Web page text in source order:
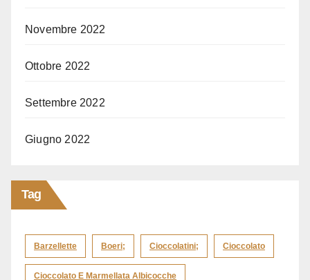
Novembre 2022
Ottobre 2022
Settembre 2022
Giugno 2022
Tag
Barzellette Boeri; Cioccolatini; Cioccolato
Cioccolato E Marmellata Albicocche